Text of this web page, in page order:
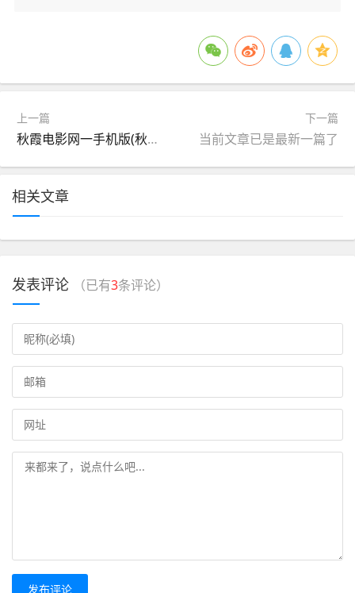
上一篇
秋霞电影网一手机版(秋霞电影网手机版免费观看中文)
下一篇
当前文章已是最新一篇了
相关文章
发表评论 （已有3条评论）
发布评论